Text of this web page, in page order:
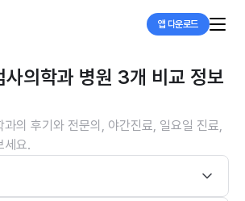
앱 다운로드
사의학과 병원 3개 비교 정보
의 후기와 전문의, 야간진료, 일요일 진료,
세요.